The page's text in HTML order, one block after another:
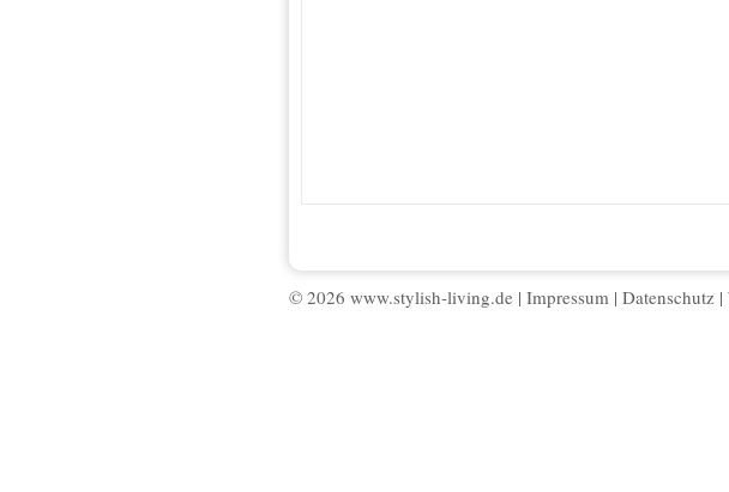
© 2026 www.stylish-living.de | Impressum | Datenschutz |